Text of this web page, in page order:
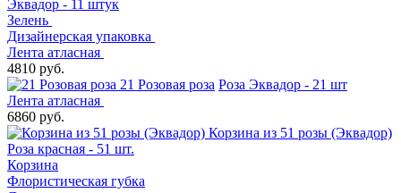
Эквадор - 11 штук
Зелень
Дизайнерская упаковка
Лента атласная
4810 руб.
21 Розовая роза Роза Эквадор - 21 шт
Лента атласная
6860 руб.
Корзина из 51 розы (Эквадор)
Роза красная - 51 шт.
Корзина
Флористическая губка